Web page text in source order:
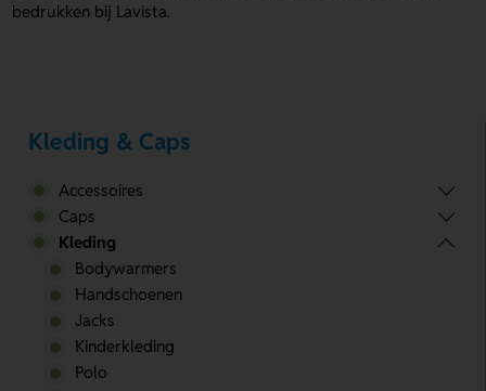
bedrukken bij Lavista.
Kleding & Caps
Accessoires
Caps
Kleding
Bodywarmers
Handschoenen
Jacks
Kinderkleding
Polo